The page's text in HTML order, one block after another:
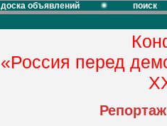
доска объявлений поиск
«Россия перед